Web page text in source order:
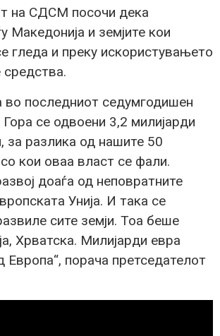
на СДСМ посочи дека
Македонија и земјите кои
гледа и преку искористувањето
средства.
во последниот седумгодишен
се одвоени 3,2 милијарди
за разлика од нашите 50
кои оваа власт се фали.
доаѓа од неповратните
Унија. И така се
сите земји. Тоа беше
Хрватска. Милијарди евра
Европа“, порача претседателот